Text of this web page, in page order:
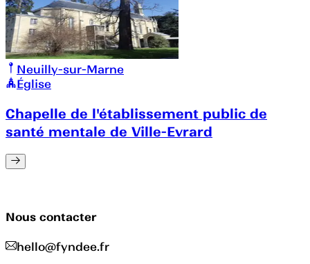
Neuilly-sur-Marne
Église
Chapelle de l'établissement public de
santé mentale de Ville-Evrard
Nous contacter
hello@fyndee.fr